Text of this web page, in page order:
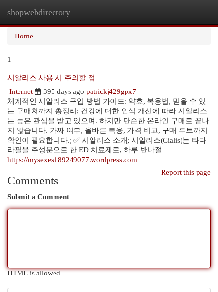
shopwebdirectory
Home
1
시알리스 사용 시 주의할 점
Internet
395 days ago patrickj429gpx7
체계적인 시알리스 구입 방법 가이드: 약효, 복용법, 믿을 수 있
는 구매처까지 총정리; 건강에 대한 인식 개선에 따라 시알리스
는 높은 관심을 받고 있으며. 하지만 단순한 온라인 구매로 끝나
지 않습니다. 가짜 여부, 올바른 복용, 가격 비교, 구매 루트까지
확인이 필요합니다.; ✅ 시알리스 소개; 시알리스(Cialis)는 타다
라필을 주성분으로 한 ED 치료제로, 하루 반나절
https://mysexes189249077.wordpress.com
Report this page
Comments
Submit a Comment
HTML is allowed